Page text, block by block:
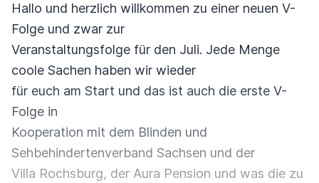
Hallo und herzlich willkommen zu einer neuen V-
Folge und zwar zur
Veranstaltungsfolge für den Juli. Jede Menge
coole Sachen haben wir wieder
für euch am Start und das ist auch die erste V-
Folge in
Kooperation mit dem Blinden und
Sehbehindertenverband Sachsen und der
Villa Rochsburg, der Aura Pension und was die zu